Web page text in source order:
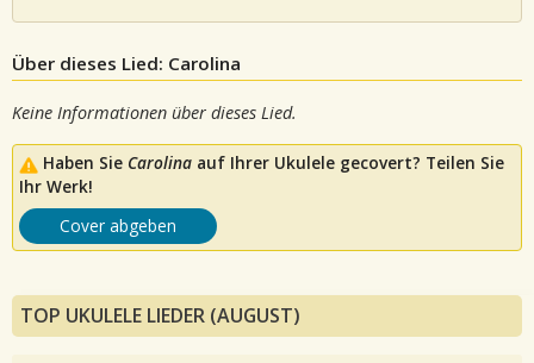
Über dieses Lied: Carolina
Keine Informationen über dieses Lied.
Haben Sie Carolina auf Ihrer Ukulele gecovert? Teilen Sie
Ihr Werk!
Cover abgeben
TOP UKULELE LIEDER (AUGUST)